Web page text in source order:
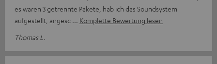
es waren 3 getrennte Pakete, hab ich das Soundsystem
aufgestellt, angesc
Komplette Bewertung lesen
Thomas L.